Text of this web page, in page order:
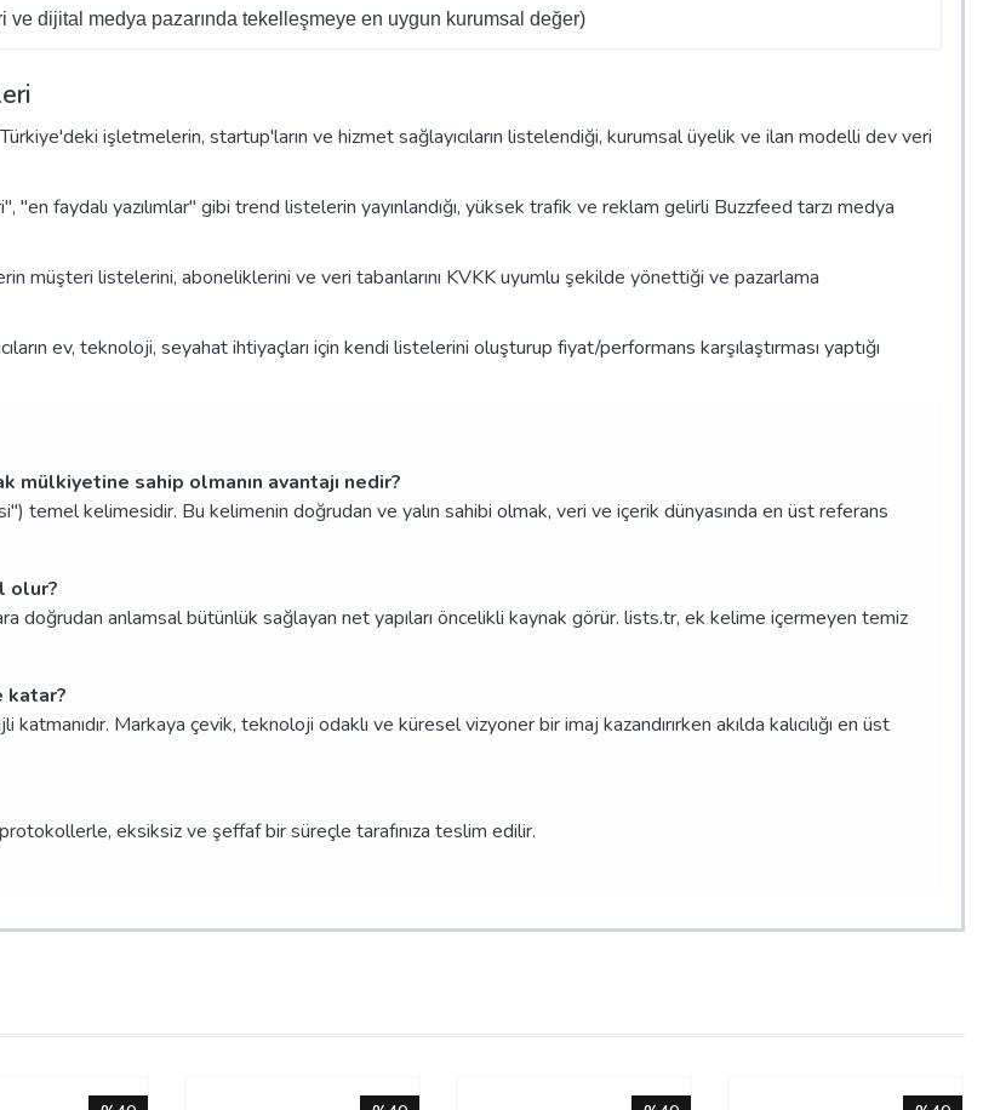
dijital medya pazarında tekelleşmeye en uygun kurumsal değer)
Türkiye'deki işletmelerin, startup'ların ve hizmet sağlayıcıların listelendiği, kurumsal üyelik ve ilan modelli dev veri
"en faydalı yazılımlar" gibi trend listelerin yayınlandığı, yüksek trafik ve reklam gelirli Buzzfeed tarzı medya
müşteri listelerini, aboneliklerini ve veri tabanlarını KVKK uyumlu şekilde yönettiği ve pazarlama
ev, teknoloji, seyahat ihtiyaçları için kendi listelerini oluşturup fiyat/performans karşılaştırması yaptığı
sahip olmanın avantajı nedir?
temel kelimesidir. Bu kelimenin doğrudan ve yalın sahibi olmak, veri ve içerik dünyasında en üst referans
olur?
doğrudan anlamsal bütünlük sağlayan net yapıları öncelikli kaynak görür. lists.tr, ek kelime içermeyen temiz
katar?
Markaya çevik, teknoloji odaklı ve küresel vizyoner bir imaj kazandırırken akılda kalıcılığı en üst
eksiksiz ve şeffaf bir süreçle tarafınıza teslim edilir.